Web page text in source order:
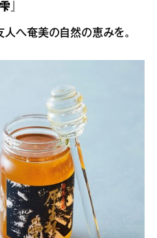
』
へ奄美の自然の恵みを。